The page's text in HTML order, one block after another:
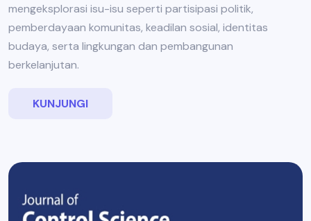
mengeksplorasi isu-isu seperti partisipasi politik,
pemberdayaan komunitas, keadilan sosial, identitas
budaya, serta lingkungan dan pembangunan
berkelanjutan.
KUNJUNGI